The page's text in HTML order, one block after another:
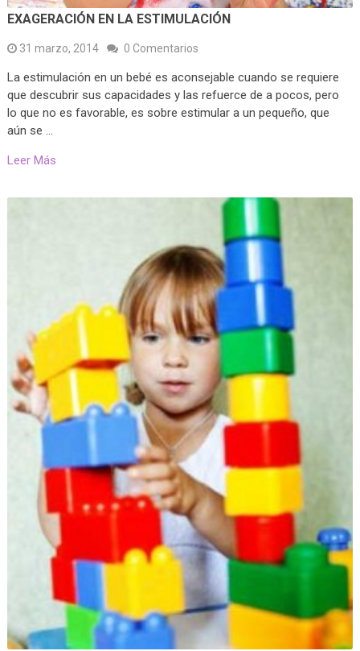
EXAGERACIÓN EN LA ESTIMULACIÓN
31 marzo, 2014 0 Comentarios
La estimulación en un bebé es aconsejable cuando se requiere
que descubrir sus capacidades y las refuerce de a pocos, pero
lo que no es favorable, es sobre estimular a un pequeño, que
aún se …
Leer Más